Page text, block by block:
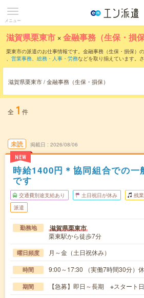
メニュー
滋賀県栗東市 ×金融事務（生保・損保
栗東市の派遣のお仕事情報です。金融事務（生保・損保）の
、 営業事務、 総務・人事・労務などを取り揃えています。さ
滋賀県栗東市 / 金融事務（生保・損保）
全 1 件
未読
NEW
掲載日 2026/08/06
時給1400円＊協同組合での一
です
交通費別途支給あり 土日祝日が休み 残業
派遣
勤務地 滋賀県栗東市
栗東駅から徒歩7分
曜日頻度 月～金（土日祝休み）
時間 9:00～17:30 （実働7時間30分）
期間 【急募】即日～長期 ※スタート